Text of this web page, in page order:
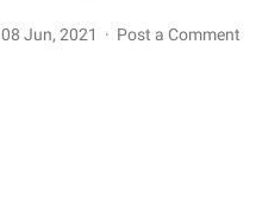
08 Jun, 2021 Post a Comment